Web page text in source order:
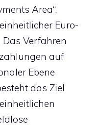
Area“.
Euro-
Das Verfahren
auf
Ebene
das Ziel